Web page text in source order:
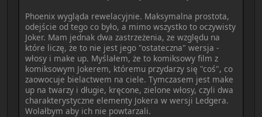
Phoenix wygląda rewelacyjnie. Maksymalna prostota,
odejście od tego co było, a mimo wszystko to oczywisty
Joker. Mam jednak dwa zastrzeżenia, ze względu na
które liczę, że to nie jest jego "ostateczna" wersja -
włosy i make up. Myślałem, że to komiksowy film z
komiksowym Jokerem, któremu przydarzy się "coś", co
zaowocuje bielactwem na ciele. Tymczasem jest make
up na twarzy i długie, kręcone, zielone włosy, czyli dwa
charakterystyczne elementy Jokera w wersji Ledgera.
Wolałbym aby ich nie powtarzali.